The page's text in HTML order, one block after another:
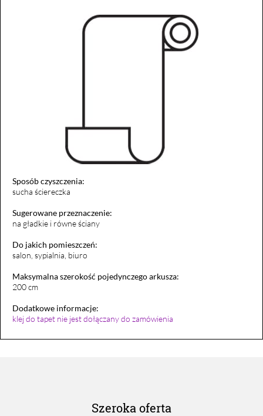
Sposób czyszczenia:
sucha ściereczka
Sugerowane przeznaczenie:
na gładkie i równe ściany
Do jakich pomieszczeń:
salon, sypialnia, biuro
Maksymalna szerokość pojedynczego arkusza:
200 cm
Dodatkowe informacje:
klej do tapet nie jest dołączany do zamówienia
Szeroka oferta